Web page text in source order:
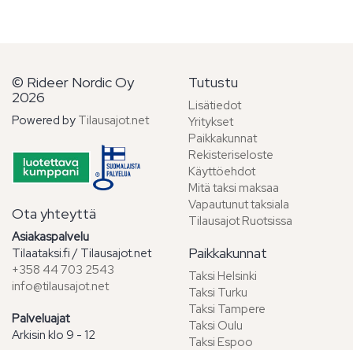
© Rideer Nordic Oy
2026
Powered by Tilausajot.net
Ota yhteyttä
Asiakaspalvelu
Tilaataksi.fi / Tilausajot.net
+358 44 703 2543
info@tilausajot.net
Palveluajat
Arkisin klo 9 - 12
Tutustu
Lisätiedot
Yritykset
Paikkakunnat
Rekisteriseloste
Käyttöehdot
Mitä taksi maksaa
Vapautunut taksiala
Tilausajot Ruotsissa
Paikkakunnat
Taksi Helsinki
Taksi Turku
Taksi Tampere
Taksi Oulu
Taksi Espoo